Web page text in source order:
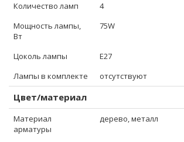
Количество ламп
4
Мощность лампы,
Вт
75W
Цоколь лампы
E27
Лампы в комплекте
отсутствуют
Цвет/материал
Материал
арматуры
дерево, металл